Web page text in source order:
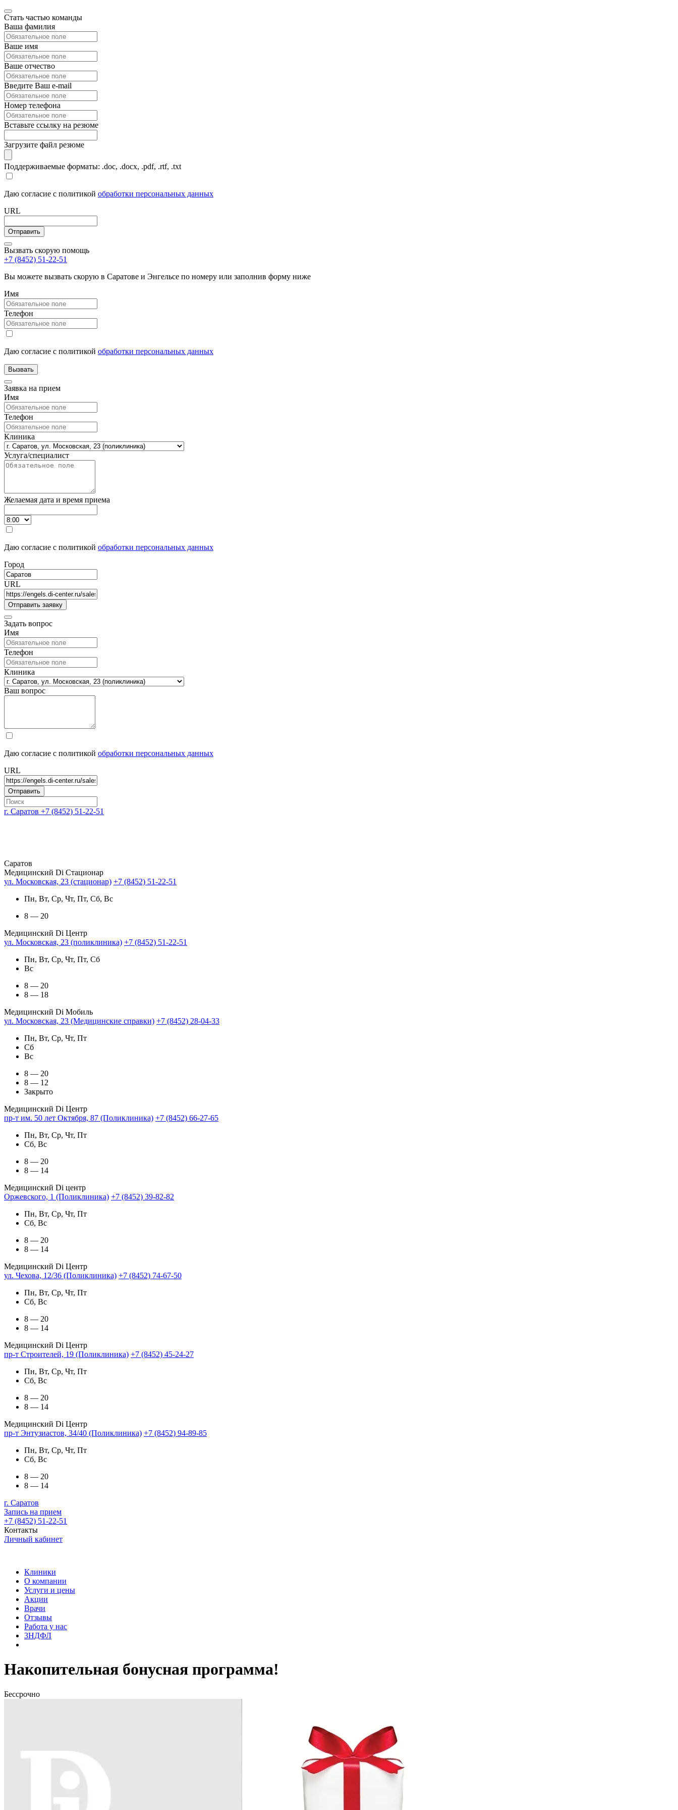
Стать частью команды
Ваша фамилия
Ваше имя
Ваше отчество
Введите Ваш e-mail
Номер телефона
Вставьте ссылку на резюме
Загрузите файл резюме
Поддерживаемые форматы: .doc, .docx, .pdf, .rtf, .txt
Даю согласие с политикой обработки персональных данных
URL
Вызвать скорую помощь
+7 (8452) 51-22-51
Вы можете вызвать скорую в Саратове и Энгельсе по номеру или заполнив форму ниже
Имя
Телефон
Даю согласие с политикой обработки персональных данных
Заявка на прием
Имя
Телефон
Клиника
Услуга/специалист
Желаемая дата и время приема
Даю согласие с политикой обработки персональных данных
Город
URL
Задать вопрос
Имя
Телефон
Клиника
Ваш вопрос
Даю согласие с политикой обработки персональных данных
URL
г. Саратов +7 (8452) 51-22-51
Саратов
Медицинский Di Стационар
ул. Московская, 23 (стационар) +7 (8452) 51-22-51
Пн, Вт, Ср, Чт, Пт, Сб, Вс
8 — 20
Медицинский Di Центр
ул. Московская, 23 (поликлиника) +7 (8452) 51-22-51
Пн, Вт, Ср, Чт, Пт, Сб
Вс
8 — 20
8 — 18
Медицинский Di Мобиль
ул. Московская, 23 (Медицинские справки) +7 (8452) 28-04-33
Пн, Вт, Ср, Чт, Пт
Сб
Вс
8 — 20
8 — 12
Закрыто
Медицинский Di Центр
пр-т им. 50 лет Октября, 87 (Поликлиника) +7 (8452) 66-27-65
Пн, Вт, Ср, Чт, Пт
Сб, Вс
8 — 20
8 — 14
Медицинский Di центр
Оржевского, 1 (Поликлиника) +7 (8452) 39-82-82
Пн, Вт, Ср, Чт, Пт
Сб, Вс
8 — 20
8 — 14
Медицинский Di Центр
ул. Чехова, 12/36 (Поликлиника) +7 (8452) 74-67-50
Пн, Вт, Ср, Чт, Пт
Сб, Вс
8 — 20
8 — 14
Медицинский Di Центр
пр-т Строителей, 19 (Поликлиника) +7 (8452) 45-24-27
Пн, Вт, Ср, Чт, Пт
Сб, Вс
8 — 20
8 — 14
Медицинский Di Центр
пр-т Энтузиастов, 34/40 (Поликлиника) +7 (8452) 94-89-85
Пн, Вт, Ср, Чт, Пт
Сб, Вс
8 — 20
8 — 14
г. Саратов
Запись на прием
+7 (8452) 51-22-51
Контакты
Личный кабинет
Клиники
О компании
Услуги и цены
Акции
Врачи
Отзывы
Работа у нас
3НДФЛ
Накопительная бонусная программа!
Бессрочно